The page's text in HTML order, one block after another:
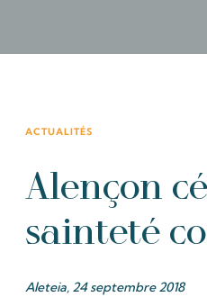
ACTUALITÉS
Alençon
sainteté
Aleteia, 24 septembre 2018